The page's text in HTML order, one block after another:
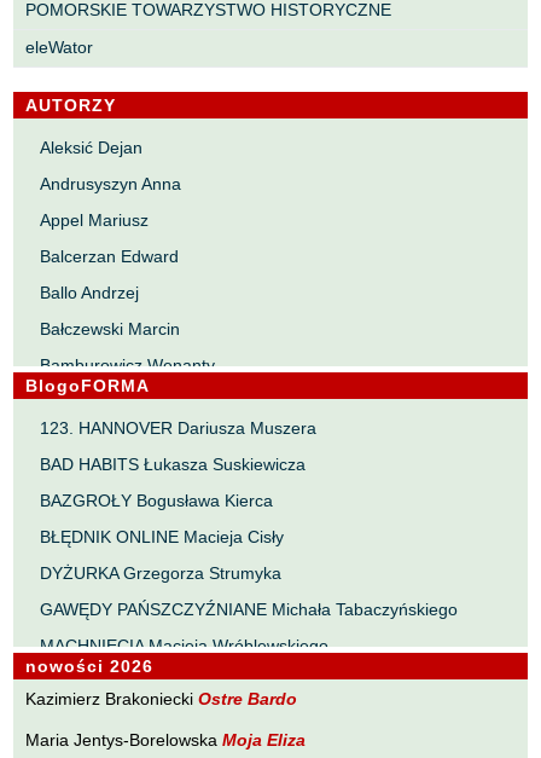
POMORSKIE TOWARZYSTWO HISTORYCZNE
eleWator
AUTORZY
Aleksić Dejan
Andrusyszyn Anna
Appel Mariusz
Balcerzan Edward
Ballo Andrzej
Bałczewski Marcin
Bamburowicz Wenanty
Bawołek Waldemar
Bereza Henryk
Berezin Kostia
Bielawa Jacek
Biernacka Alina
Bieszczad Maciej
Bigoszewska Maria
Bitner Dariusz
Błahy Jarosław
BlogoFORMA
123. HANNOVER Dariusza Muszera
BAD HABITS Łukasza Suskiewicza
BAZGROŁY Bogusława Kierca
BŁĘDNIK ONLINE Macieja Cisły
DYŻURKA Grzegorza Strumyka
GAWĘDY PAŃSZCZYŹNIANE Michała Tabaczyńskiego
MACHNIĘCIA Macieja Wróblewskiego
MAŁOMIASTECZKOWE ZRYWY Zbigniewa Wojciechowicza
nowości 2026
Kazimierz BrakonieckiOstre Bardo
Maria Jentys-BorelowskaMoja Eliza